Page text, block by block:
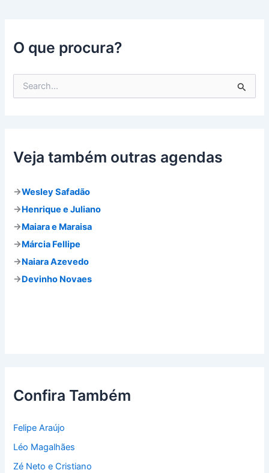
O que procura?
s
a
p
r
Veja também outras agendas
→Wesley Safadão
→Henrique e Juliano
→Maiara e Maraisa
→Márcia Fellipe
→Naiara Azevedo
→Devinho Novaes
Confira Também
Felipe Araújo
Léo Magalhães
Zé Neto e Cristiano